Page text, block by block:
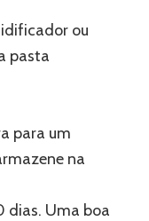
ou
pasta
para um
na
dias. Uma boa